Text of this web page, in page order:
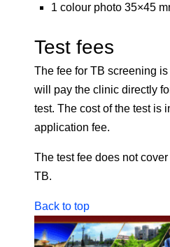
1 colour photo 35×45
Test fees
The fee for TB screening
will pay the clinic directly
test. The cost of the test is
application fee.
The test fee does not
TB.
Back to top